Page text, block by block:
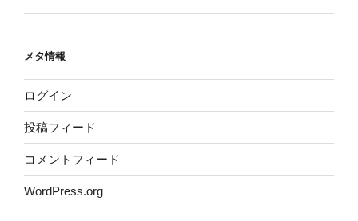
メタ情報
ログイン
投稿フィード
コメントフィード
WordPress.org